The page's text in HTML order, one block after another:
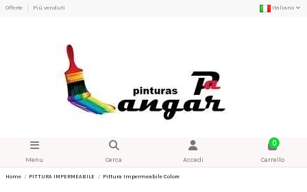
Offerte Più venduti Italiano
Menu Cerca Accedi
0
Carrello
Home PITTURA IMPERMEABILE Pittura Impermeabile Colore